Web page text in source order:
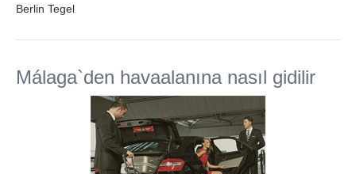
Berlin Tegel
Málaga`den havaalanına nasıl gidilir